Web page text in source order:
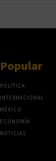
Popular
POLÍTICA
INTERNACIONAL
MÉXICO
ECONOMÍA
NOTICIAS